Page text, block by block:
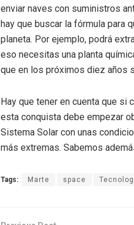
enviar naves con suministros
hay que buscar la fórmula para
planeta. Por ejemplo, podrá
eso necesitas una planta
que en los próximos diez años
Hay que tener en cuenta que si
esta conquista debe empezar
Sistema Solar con unas
más extremas. Sabemos
Tags: Marte space